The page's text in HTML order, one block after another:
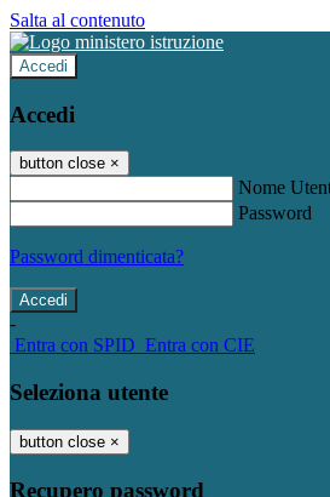
Salta al contenuto
Accedi
Accedi
button close ×
Nome
Password
Password dimenticata?
-
Entra con SPID Entra con CIE
Seleziona utente
button close ×
Recupero password